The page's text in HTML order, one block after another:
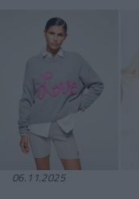
06.11.2025